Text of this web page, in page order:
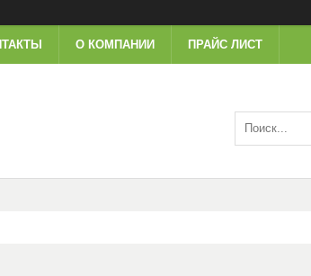
О КОМПАНИИ ПРАЙС ЛИСТ